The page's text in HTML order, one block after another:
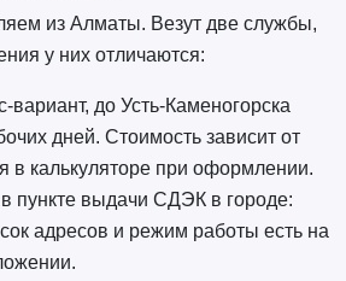
из Алматы. Везут две службы,
у них отличаются:
вариант, до Усть-Каменогорска
дней. Стоимость зависит от
в калькуляторе при оформлении.
пункте выдачи СДЭК в городе:
адресов и режим работы есть на